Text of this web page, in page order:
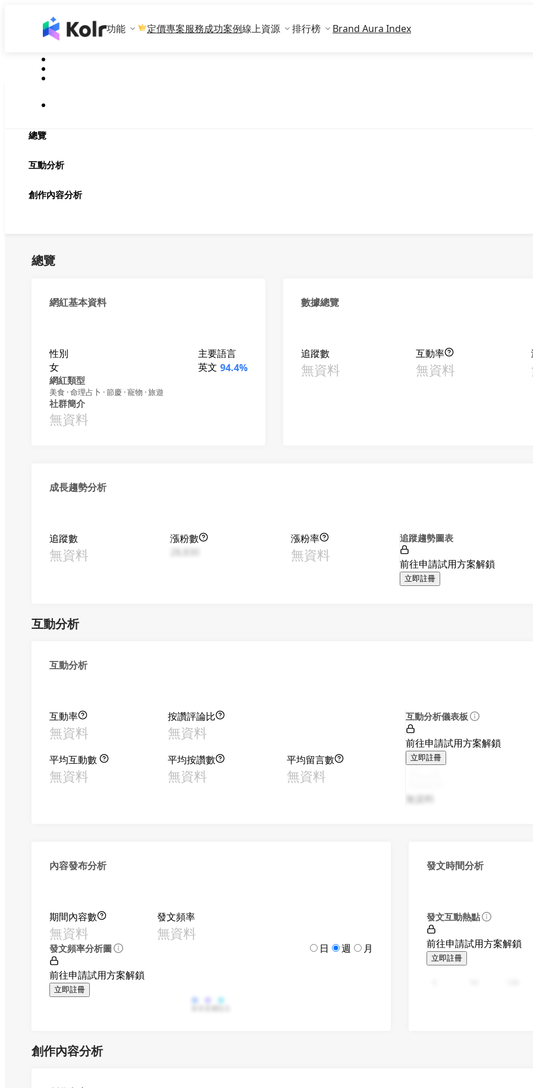
功能 定價專案服務成功案例線上資源 排行榜 Brand Aura Index
總覽
互動分析
創作內容分析
總覽
網紅基本資料
性別
女
主要語言
英文 94.4%
網紅類型
美食 · 命理占卜 · 節慶 · 寵物 · 旅遊
社群簡介
無資料
數據總覽
追蹤數
無資料
互動率
無資料
成長趨勢分析
追蹤數
無資料
漲粉數
漲粉率
無資料
追蹤趨勢圖表
前往申請試用方案解鎖
立即註冊
互動分析
互動分析
互動率
無資料
按讚評論比
無資料
平均互動數
無資料
平均按讚數
無資料
平均留言數
無資料
互動分析儀表板
前往申請試用方案解鎖
立即註冊
無資料
內容發布分析
期間內容數
無資料
發文頻率
無資料
發文頻率分析圖 日 週 月
前往申請試用方案解鎖
立即註冊
發文時間分析
發文互動熱點
前往申請試用方案解鎖
立即註冊
創作內容分析